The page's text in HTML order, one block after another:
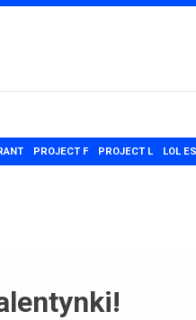
PROJECT F PROJECT L LOL